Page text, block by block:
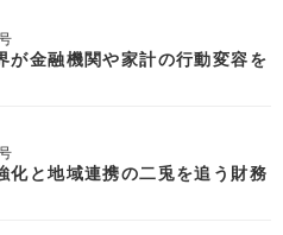
が金融機関や家計の行動変容を
化と地域連携の二兎を追う財務